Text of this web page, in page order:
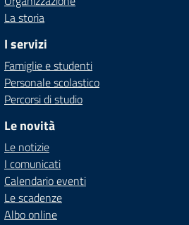
La storia
I servizi
Famiglie e studenti
Personale scolastico
Percorsi di studio
Le novità
Le notizie
I comunicati
Calendario eventi
Le scadenze
Albo online